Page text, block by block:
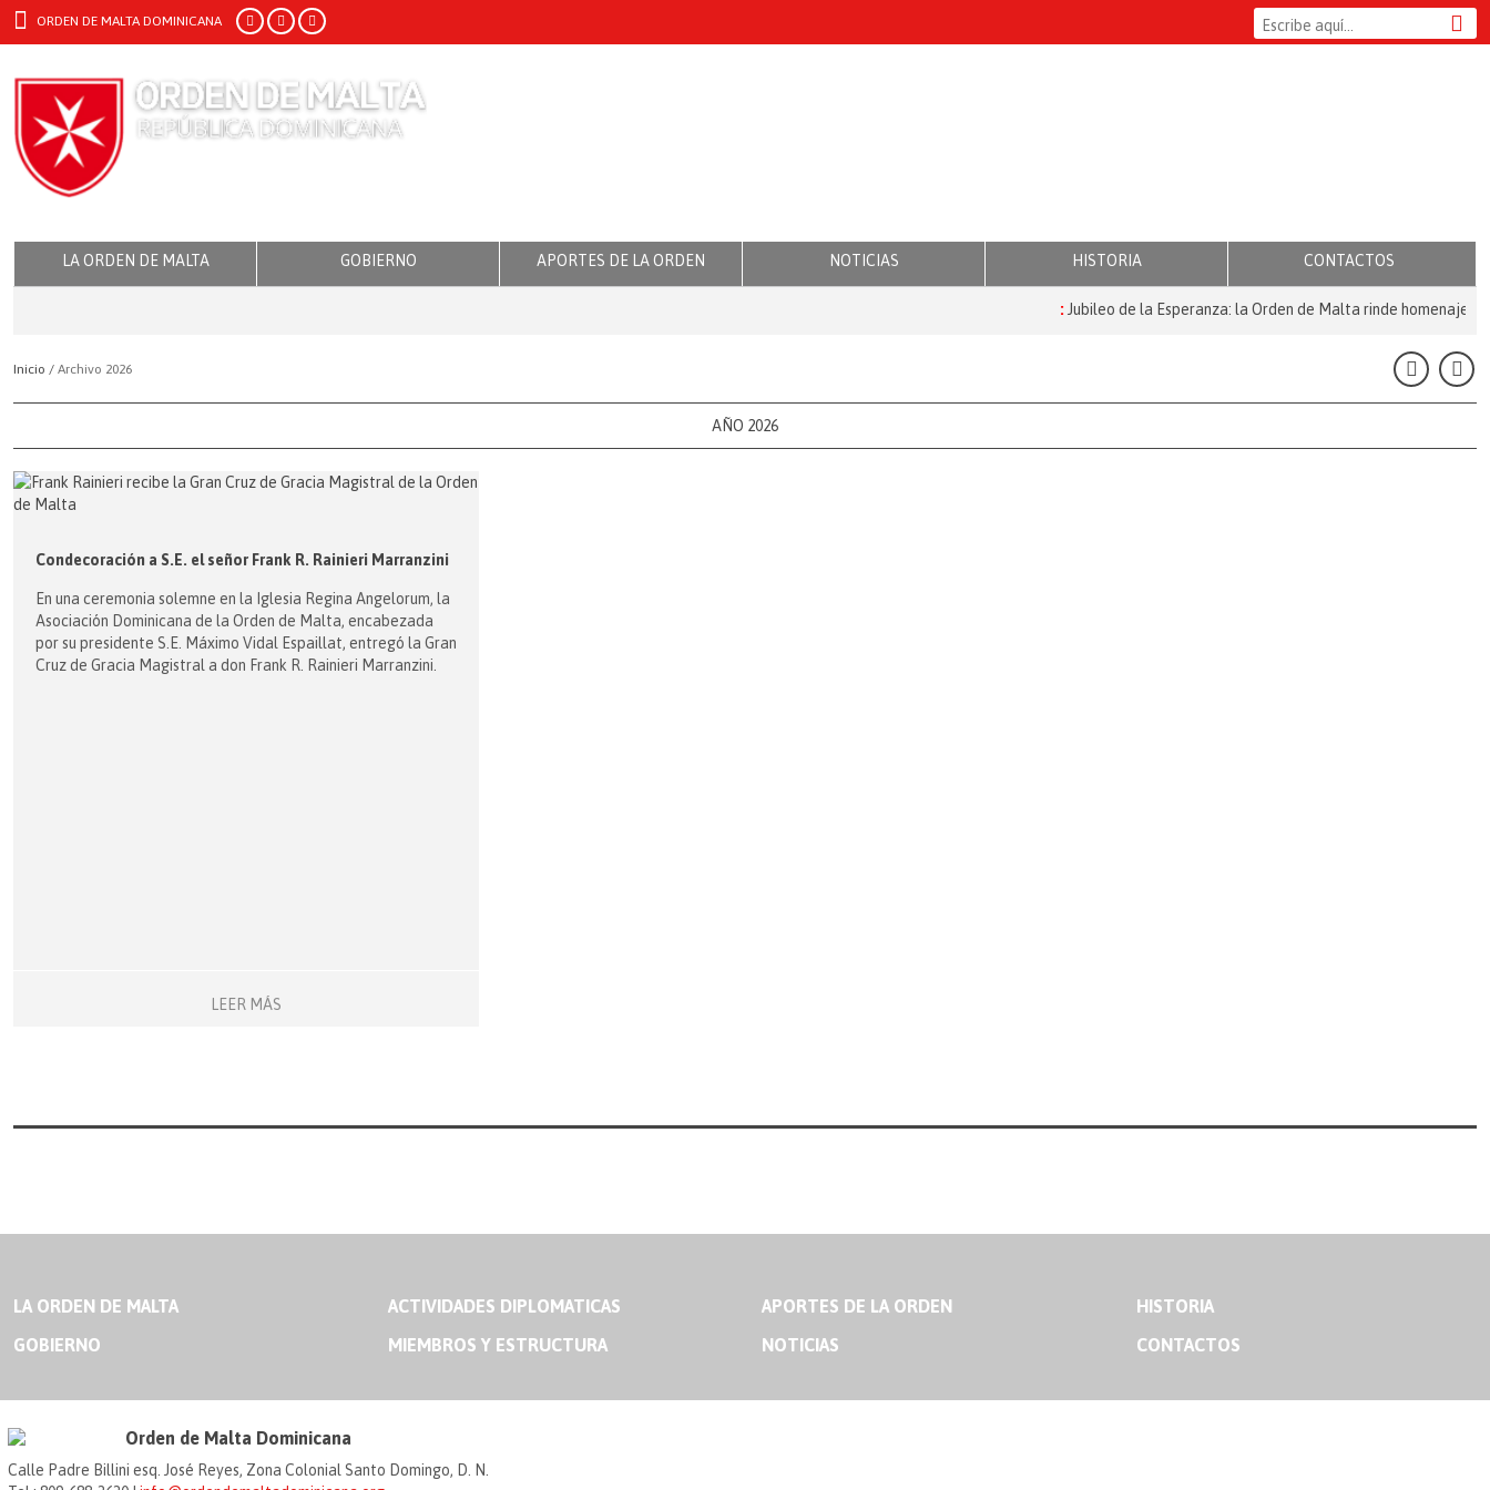
ORDEN DE MALTA DOMINICANA
LA ORDEN DE MALTA GOBIERNO APORTES DE LA ORDEN NOTICIAS HISTORIA CONTACTOS
Jubileo de la Esperanza: la Orden de Malta rinde homenaje a
Inicio / Archivo 2026
AÑO 2026
Condecoración a S.E. el señor Frank R. Rainieri Marranzini
En una ceremonia solemne en la Iglesia Regina Angelorum, la
Asociación Dominicana de la Orden de Malta, encabezada
por su presidente S.E. Máximo Vidal Espaillat, entregó la Gran
Cruz de Gracia Magistral a don Frank R. Rainieri Marranzini.
LEER MÁS
LA ORDEN DE MALTA
GOBIERNO
ACTIVIDADES DIPLOMATICAS
MIEMBROS Y ESTRUCTURA
APORTES DE LA ORDEN
NOTICIAS
HISTORIA
CONTACTOS
Orden de Malta Dominicana
Calle Padre Billini esq. José Reyes, Zona Colonial Santo Domingo, D. N.